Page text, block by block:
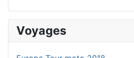
Voyages